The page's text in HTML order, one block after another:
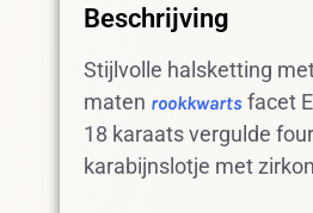
Beschrijving
Stijlvolle halsketting
maten rookkwarts facet
18 karaats vergulde
karabijnslotje met